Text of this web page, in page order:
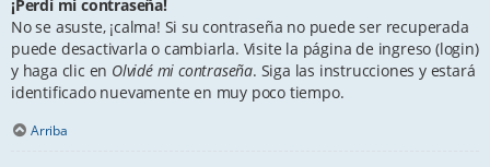
¡Perdí mi contraseña!
No se asuste, ¡calma! Si su contraseña no puede ser recuperada
puede desactivarla o cambiarla. Visite la página de ingreso (login)
y haga clic en Olvidé mi contraseña. Siga las instrucciones y estará
identificado nuevamente en muy poco tiempo.
Arriba